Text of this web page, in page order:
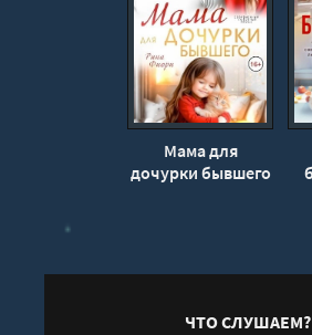
Мама для
дочурки бывшего
ЧТО СЛУШАЕМ?